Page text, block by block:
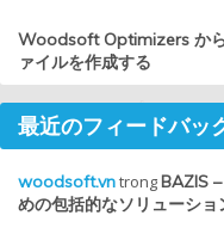
Woodsoft Optimizers か
ァイルを作成する
最近のフィードバッ
woodsoft.vntrongBAZIS
めの包括的なソリューショ